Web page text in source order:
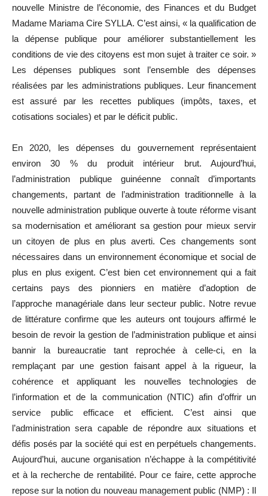
nouvelle Ministre de l’économie, des Finances et du Budget
Madame Mariama Cire SYLLA. C’est ainsi, « la qualification de
la dépense publique pour améliorer substantiellement les
conditions de vie des citoyens est mon sujet à traiter ce soir. »
Les dépenses publiques sont l’ensemble des dépenses
réalisées par les administrations publiques. Leur financement
est assuré par les recettes publiques (impôts, taxes, et
cotisations sociales) et par le déficit public.
En 2020, les dépenses du gouvernement représentaient
environ 30 % du produit intérieur brut. Aujourd’hui,
l’administration publique guinéenne connaît d’importants
changements, partant de l’administration traditionnelle à la
nouvelle administration publique ouverte à toute réforme visant
sa modernisation et améliorant sa gestion pour mieux servir
un citoyen de plus en plus averti. Ces changements sont
nécessaires dans un environnement économique et social de
plus en plus exigent. C’est bien cet environnement qui a fait
certains pays des pionniers en matière d’adoption de
l’approche managériale dans leur secteur public. Notre revue
de littérature confirme que les auteurs ont toujours affirmé le
besoin de revoir la gestion de l’administration publique et ainsi
bannir la bureaucratie tant reprochée à celle-ci, en la
remplaçant par une gestion faisant appel à la rigueur, la
cohérence et appliquant les nouvelles technologies de
l’information et de la communication (NTIC) afin d’offrir un
service public efficace et efficient. C’est ainsi que
l’administration sera capable de répondre aux situations et
défis posés par la société qui est en perpétuels changements.
Aujourd’hui, aucune organisation n’échappe à la compétitivité
et à la recherche de rentabilité. Pour ce faire, cette approche
repose sur la notion du nouveau management public (NMP) : Il